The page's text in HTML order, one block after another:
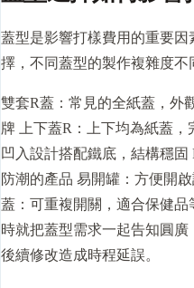
蓋型是影響打樣費用的重要
擇，不同蓋型的製作複雜度不
雙套R蓋：常見的全紙蓋，外
牌 上下蓋R：上下均為紙蓋
凹入設計搭配鐵底，結構穩
防潮的產品 易開罐：方便開
蓋：可重複開關，適合保健
時就把蓋型需求一起告知圓
後續修改造成時程延誤。